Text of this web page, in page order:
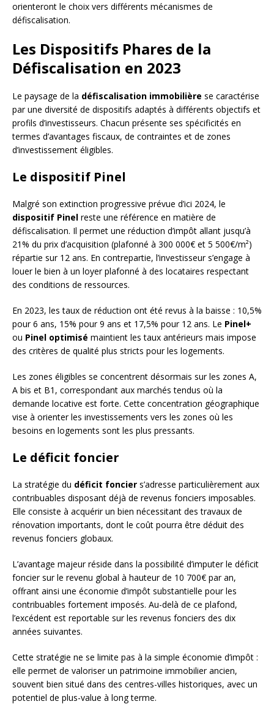
orienteront le choix vers différents mécanismes de
défiscalisation.
Les Dispositifs Phares de la
Défiscalisation en 2023
Le paysage de la défiscalisation immobilière se caractérise
par une diversité de dispositifs adaptés à différents objectifs et
profils d’investisseurs. Chacun présente ses spécificités en
termes d’avantages fiscaux, de contraintes et de zones
d’investissement éligibles.
Le dispositif Pinel
Malgré son extinction progressive prévue d’ici 2024, le
dispositif Pinel reste une référence en matière de
défiscalisation. Il permet une réduction d’impôt allant jusqu’à
21% du prix d’acquisition (plafonné à 300 000€ et 5 500€/m²)
répartie sur 12 ans. En contrepartie, l’investisseur s’engage à
louer le bien à un loyer plafonné à des locataires respectant
des conditions de ressources.
En 2023, les taux de réduction ont été revus à la baisse : 10,5%
pour 6 ans, 15% pour 9 ans et 17,5% pour 12 ans. Le Pinel+
ou Pinel optimisé maintient les taux antérieurs mais impose
des critères de qualité plus stricts pour les logements.
Les zones éligibles se concentrent désormais sur les zones A,
A bis et B1, correspondant aux marchés tendus où la
demande locative est forte. Cette concentration géographique
vise à orienter les investissements vers les zones où les
besoins en logements sont les plus pressants.
Le déficit foncier
La stratégie du déficit foncier s’adresse particulièrement aux
contribuables disposant déjà de revenus fonciers imposables.
Elle consiste à acquérir un bien nécessitant des travaux de
rénovation importants, dont le coût pourra être déduit des
revenus fonciers globaux.
L’avantage majeur réside dans la possibilité d’imputer le déficit
foncier sur le revenu global à hauteur de 10 700€ par an,
offrant ainsi une économie d’impôt substantielle pour les
contribuables fortement imposés. Au-delà de ce plafond,
l’excédent est reportable sur les revenus fonciers des dix
années suivantes.
Cette stratégie ne se limite pas à la simple économie d’impôt :
elle permet de valoriser un patrimoine immobilier ancien,
souvent bien situé dans des centres-villes historiques, avec un
potentiel de plus-value à long terme.